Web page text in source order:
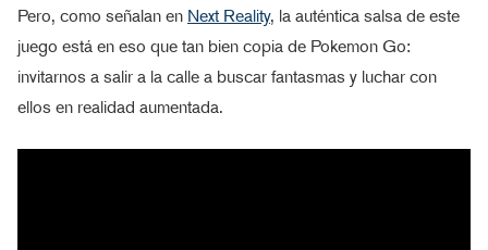
Pero, como señalan en Next Reality, la auténtica salsa de este
juego está en eso que tan bien copia de Pokemon Go:
invitarnos a salir a la calle a buscar fantasmas y luchar con
ellos en realidad aumentada.